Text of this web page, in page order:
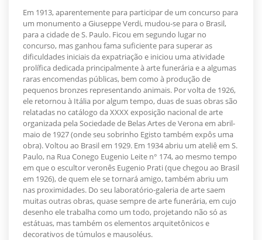
Em 1913, aparentemente para participar de um concurso para
um monumento a Giuseppe Verdi, mudou-se para o Brasil,
para a cidade de S. Paulo. Ficou em segundo lugar no
concurso, mas ganhou fama suficiente para superar as
dificuldades iniciais da expatriação e iniciou uma atividade
prolífica dedicada principalmente à arte funerária e a algumas
raras encomendas públicas, bem como à produção de
pequenos bronzes representando animais. Por volta de 1926,
ele retornou à Itália por algum tempo, duas de suas obras são
relatadas no catálogo da XXXX exposição nacional de arte
organizada pela Sociedade de Belas Artes de Verona em abril-
maio ​​de 1927 (onde seu sobrinho Egisto também expôs uma
obra). Voltou ao Brasil em 1929. Em 1934 abriu um ateliê em S.
Paulo, na Rua Conego Eugenio Leite n° 174, ao mesmo tempo
em que o escultor veronês Eugenio Prati (que chegou ao Brasil
em 1926), de quem ele se tornará amigo, também abriu um
nas proximidades. Do seu laboratório-galeria de arte saem
muitas outras obras, quase sempre de arte funerária, em cujo
desenho ele trabalha como um todo, projetando não só as
estátuas, mas também os elementos arquitetônicos e
decorativos de túmulos e mausoléus.